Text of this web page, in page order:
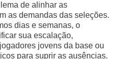
de alinhar as
as demandas das seleções.
dias e semanas, o
sua escalação,
jovens da base ou
para suprir as ausências.